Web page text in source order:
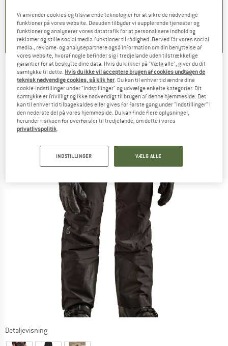
) 5,0 (2) 5,0(1)
MALOJA -Women's BlekovaM. - Skibukser
(0)
Detaljevisning
Vi anvender cookies og tilsvarende teknologier for at sikre de nødvendige
funktioner på vores website. Desuden tilbyder vi supplerende tjenester og
funktioner og analyserer vores datatrafik for at personalisere indhold og
reklamer og stille social media-funktioner til rådighed. Derved får vores social
media-, reklame- og analysepartnere også information om din benyttelse af
vores website, hvoraf nogle befinder sig i tredjelande uden tilstrækkelige
garantier for at beskytte dine data. Hvis du klikker på "Vælg alle", giver du dit
samtykke til dette. Hvis du ikke vil acceptere brugen af cookies undtagen de
teknisk nødvendige cookies, så klik her. Du kan til enhver tid ændre dine
cookie-indstillinger under "Indstillinger" og udvælge enkelte kategorier. Dit
samtykke er frivilligt og ikke nødvendigt til brugen af denne hjemmeside. Det
kan til enhver tid tilbagekaldes eller gives for første gang under "Indstillinger" i
den nederste del på vores hjemmeside. Du kan finde flere oplysninger,
herunder risikoen for overførsler til tredjelande, om dette i vores
privatlivspolitik.
INDSTILLINGER VÆLG ALLE